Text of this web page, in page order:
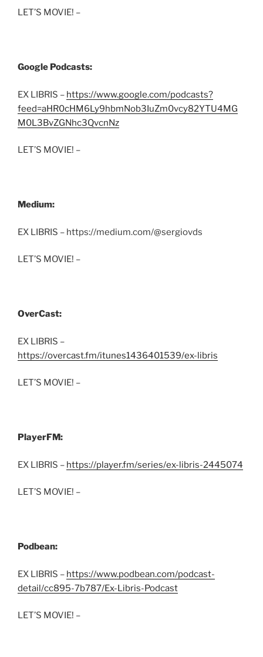
LET’S MOVIE! –
Google Podcasts:
EX LIBRIS – https://www.google.com/podcasts?
feed=aHR0cHM6Ly9hbmNob3IuZm0vcy82YTU4MG
M0L3BvZGNhc3QvcnNz
LET’S MOVIE! –
Medium:
EX LIBRIS – https://medium.com/@sergiovds
LET’S MOVIE! –
OverCast:
EX LIBRIS –
https://overcast.fm/itunes1436401539/ex-libris
LET’S MOVIE! –
PlayerFM:
EX LIBRIS – https://player.fm/series/ex-libris-2445074
LET’S MOVIE! –
Podbean:
EX LIBRIS – https://www.podbean.com/podcast-
detail/cc895-7b787/Ex-Libris-Podcast
LET’S MOVIE! –